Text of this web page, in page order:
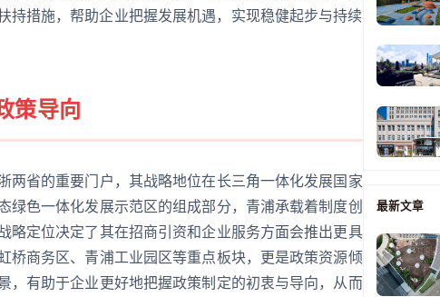
持措施，帮助企业把握发展机遇，实现稳健起步与持续
策导向
两省的重要门户，其战略地位在长三角一体化发展国家
绿色一体化发展示范区的组成部分，青浦承载着制度创
略定位决定了其在招商引资和企业服务方面会推出更具
桥商务区、青浦工业园区等重点板块，更是政策资源倾
，有助于企业更好地把握政策制定的初衷与导向，从而
最新文章